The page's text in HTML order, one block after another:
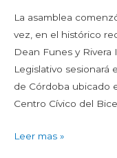
La asamblea
vez, en el histórico
Dean Funes y Rivera
Legislativo sesionará
de Córdoba ubicado
Centro Cívico del
Leer mas »